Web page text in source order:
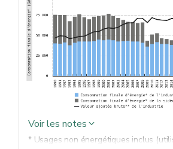
Voir les notes
* Usages non énergétiques inclus